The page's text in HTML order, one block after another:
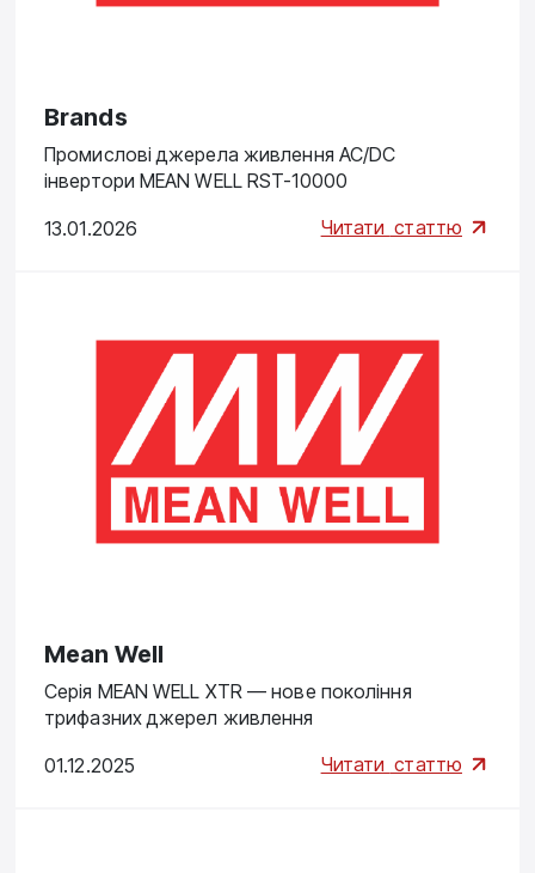
Brands
Промислові джерела живлення AC/DC
інвертори MEAN WELL RST-10000
13.01.2026 Читати статтю
Mean Well
Серія MEAN WELL XTR — нове покоління
трифазних джерел живлення
01.12.2025 Читати статтю